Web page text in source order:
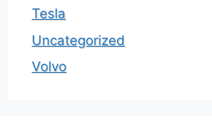
Tesla
Uncategorized
Volvo